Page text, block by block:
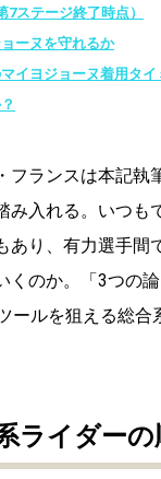
ステージ終了時点）
ーヌを守れるか
イヨジョーヌ着用タイ
フランスは本記執
入れる。いつ
あり、有力選手
くのか。「 3つの
ルを狙える総合
ライダー